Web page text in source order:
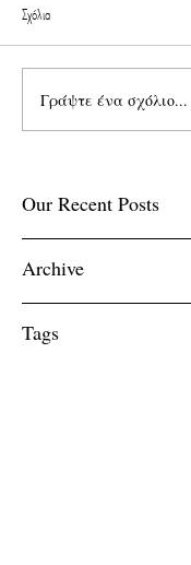
Σχόλια
Γράψτε ένα σχόλιο...
Our Recent Posts
Archive
Tags